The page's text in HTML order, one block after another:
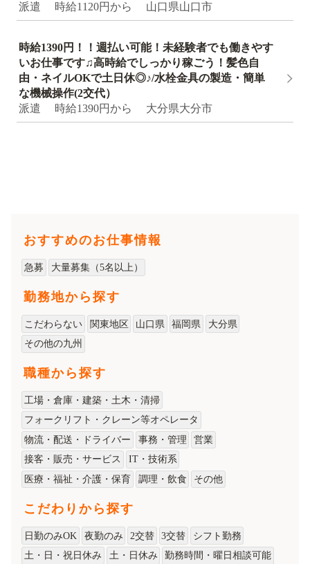
派遣 時給1120円から 山口県山口市
時給1390円！！週払い可能！未経験者でも働きやす
いお仕事です♫高時給でしっかり稼ごう！髪色自
由・ネイルOKで土日休◎♪/水栓金具の製造・簡単
な機械操作(2交代）
派遣 時給1390円から 大分県大分市
おすすめのお仕事情報
急募 大量募集（5名以上）
勤務地から探す
こだわらない 関東地区 山口県 福岡県
大分県
その他の九州
職種から探す
工場・倉庫・建築・土木・清掃
フォークリフト・クレーン等オペレータ
物流・配送・ドライバー
事務・管理
営業
接客・販売・サービス
IT・技術系
医療・福祉・介護・保育
調理・飲食 その他
こだわりから探す
日勤のみOK 夜勤のみ 2交替 3交替
シフト勤務
土・日・祝日休み
土・日休み 勤務時間・曜日相談可能